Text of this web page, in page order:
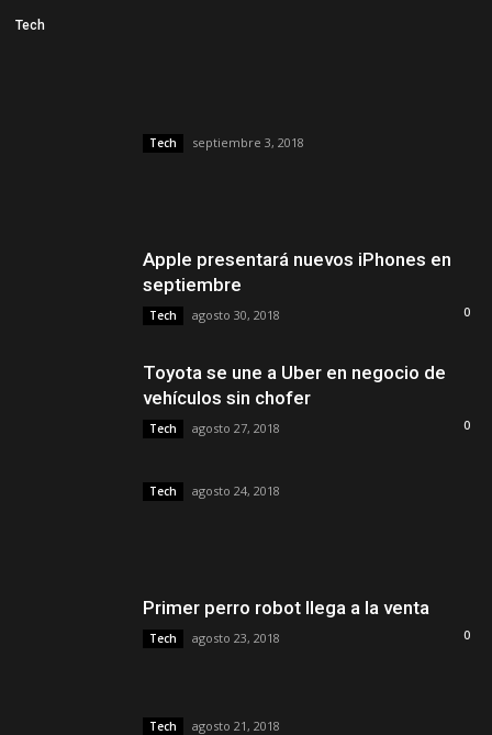
Tech
Tech septiembre 3, 2018
Apple presentará nuevos iPhones en
septiembre
Tech agosto 30, 2018 0
Toyota se une a Uber en negocio de
vehículos sin chofer
Tech agosto 27, 2018 0
Tech agosto 24, 2018
Primer perro robot llega a la venta
Tech agosto 23, 2018 0
Tech agosto 21, 2018